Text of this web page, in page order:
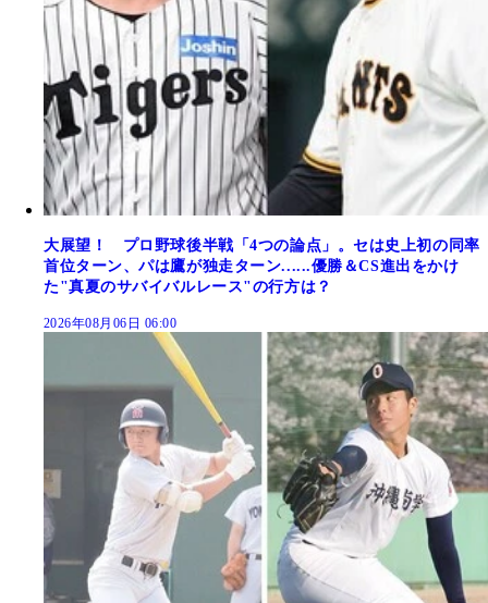
大展望！ プロ野球後半戦「4つの論点」。セは史上初の同率
首位ターン、パは鷹が独走ターン......優勝＆CS進出をかけ
た"真夏のサバイバルレース"の行方は？
2026年08月06日 06:00